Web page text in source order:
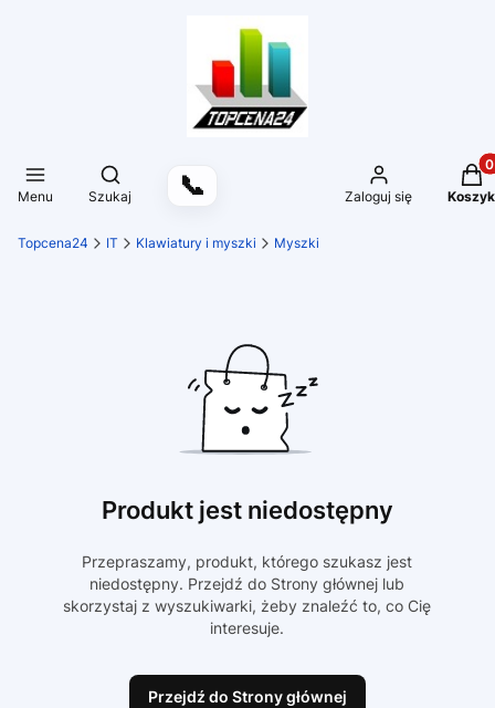
Menu
Otwórz wyszukiwarkę
Szukaj 📞 Zaloguj się Koszyk
Topcena24 IT Klawiatury i myszki Myszki
Produkt jest niedostępny
Przepraszamy, produkt, którego szukasz jest
niedostępny. Przejdź do Strony głównej lub
skorzystaj z wyszukiwarki, żeby znaleźć to, co Cię
interesuje.
Przejdź do Strony głównej